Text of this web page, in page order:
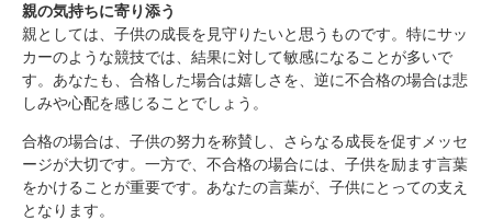
親の気持ちに寄り添う
親としては、子供の成長を見守りたいと思うものです。特にサッ
カーのような競技では、結果に対して敏感になることが多いで
す。あなたも、合格した場合は嬉しさを、逆に不合格の場合は悲
しみや心配を感じることでしょう。
合格の場合は、子供の努力を称賛し、さらなる成長を促すメッセ
ージが大切です。一方で、不合格の場合には、子供を励ます言葉
をかけることが重要です。あなたの言葉が、子供にとっての支え
となります。